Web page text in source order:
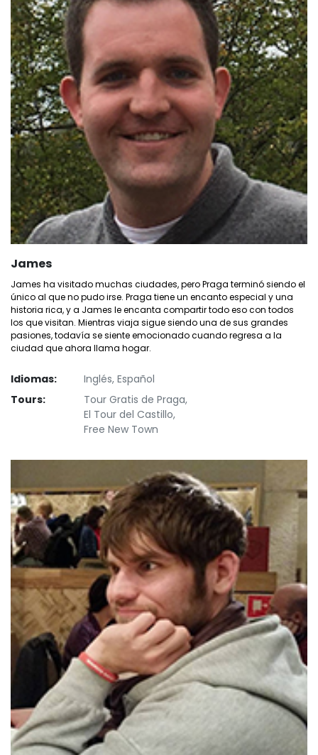
James
James ha visitado muchas ciudades, pero Praga terminó siendo el
único al que no pudo irse. Praga tiene un encanto especial y una
historia rica, y a James le encanta compartir todo eso con todos
los que visitan. Mientras viaja sigue siendo una de sus grandes
pasiones, todavía se siente emocionado cuando regresa a la
ciudad que ahora llama hogar.
Idiomas:
Inglés, Español
Tours:
Tour Gratis de Praga,
El Tour del Castillo,
Free New Town